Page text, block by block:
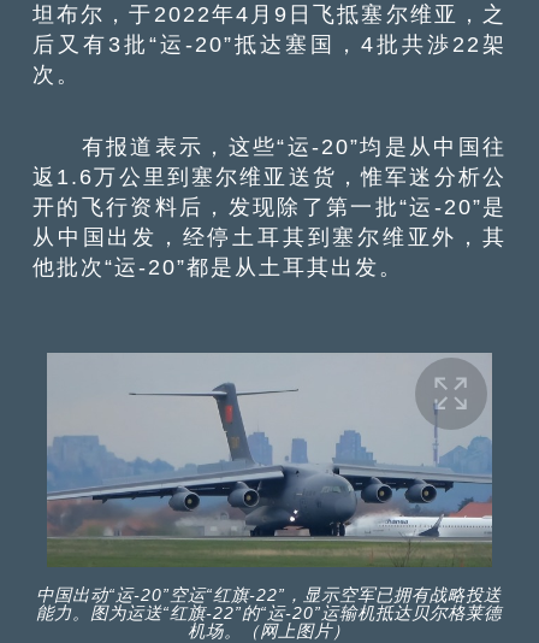
坦布尔，于2022年4月9日飞抵塞尔维亚，之
后又有3批“运-20”抵达塞国，4批共渉22架
次。
有报道表示，这些“运-20”均是从中国往
返1.6万公里到塞尔维亚送货，惟军迷分析公
开的飞行资料后，发现除了第一批“运-20”是
从中国出发，经停土耳其到塞尔维亚外，其
他批次“运-20”都是从土耳其出发。
中国出动“运-20”空运“红旗-22”，显示空军已拥有战略投送
能力。图为运送“红旗-22”的“运-20”运输机抵达贝尔格莱德
机场。（网上图片）